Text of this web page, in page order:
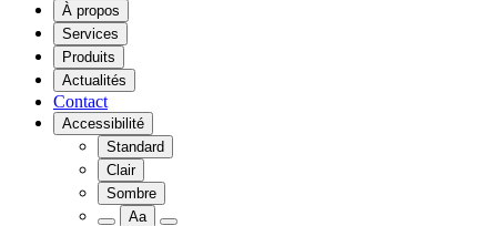
À propos
Services
Produits
Actualités
Contact
Accessibilité
Standard
Clair
Sombre
Aa